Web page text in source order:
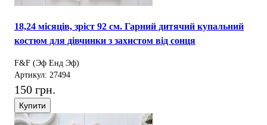
18,24 місяців, зріст 92 см. Гарний дитячий купальний
костюм для дівчинки з захистом від сонця
F&F (Эф Енд Эф)
Артикул: 27494
150 грн.
Купити